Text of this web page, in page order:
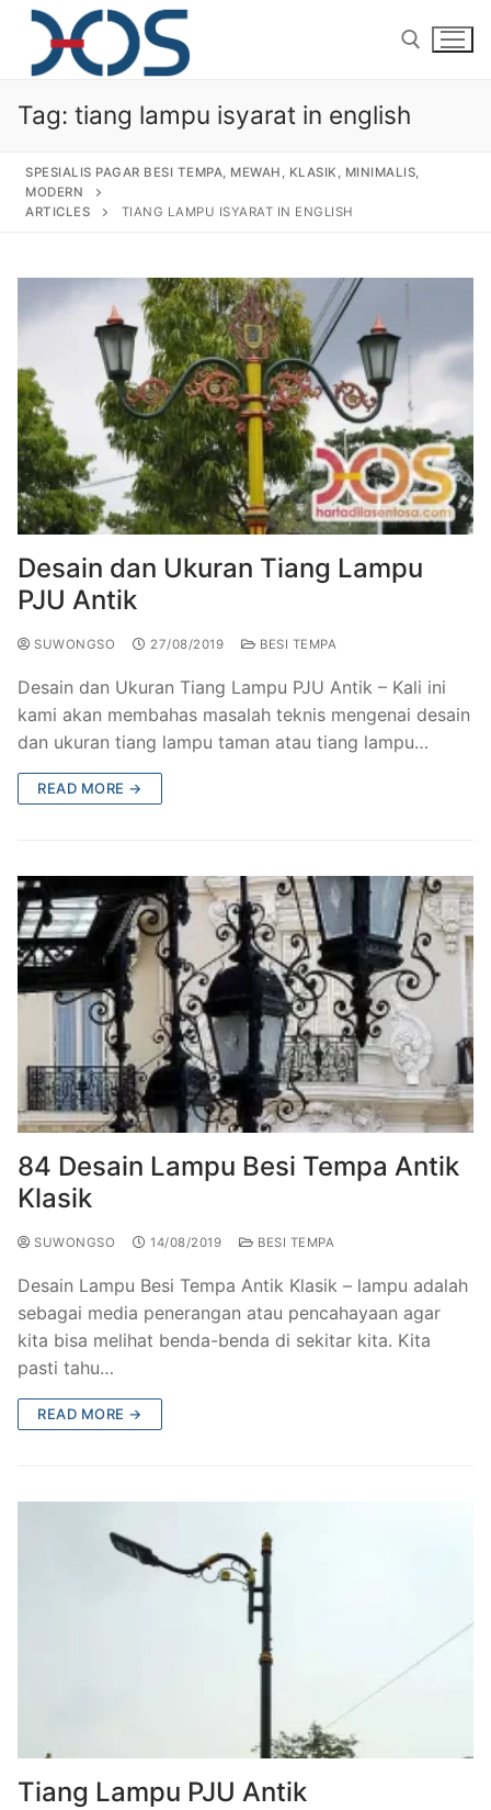
Products
Pagar Besi Tempa Klasik
Railing Tangga Besi Tempa
Railing Balkon Besi Tempa Klasik
Kursi Taman Besi Tempa
Ornamen Besi Tempa Murah Jakarta
Ranjang Besi Tempa Klasik
Tiang Lampu PJU Antik
Pengecoran Logam Jakarta
Alat Fitness Outdoor Murah
Gallery
Gallery Gambar Pagar Besi Tempa Mewah
Gallery Kursi Taman & Kursi Teras Besi Tempa
Gallery Railing Tangga Besi Tempa Klasik Mewah
Gallery Ranjang Besi Tempa Antik Mewah
Articles
Projects
Contact Us
Tag: tiang lampu isyarat in english
SPESIALIS PAGAR BESI TEMPA, MEWAH, KLASIK, MINIMALIS,
MODERN
ARTICLES
TIANG LAMPU ISYARAT IN ENGLISH
Desain dan Ukuran Tiang Lampu
PJU Antik
SUWONGSO 27/08/2019 BESI TEMPA
Desain dan Ukuran Tiang Lampu PJU Antik – Kali ini
kami akan membahas masalah teknis mengenai desain
dan ukuran tiang lampu taman atau tiang lampu…
READ MORE →
84 Desain Lampu Besi Tempa Antik
Klasik
SUWONGSO 14/08/2019 BESI TEMPA
Desain Lampu Besi Tempa Antik Klasik – lampu adalah
sebagai media penerangan atau pencahayaan agar
kita bisa melihat benda-benda di sekitar kita. Kita
pasti tahu…
READ MORE →
Tiang Lampu PJU Antik